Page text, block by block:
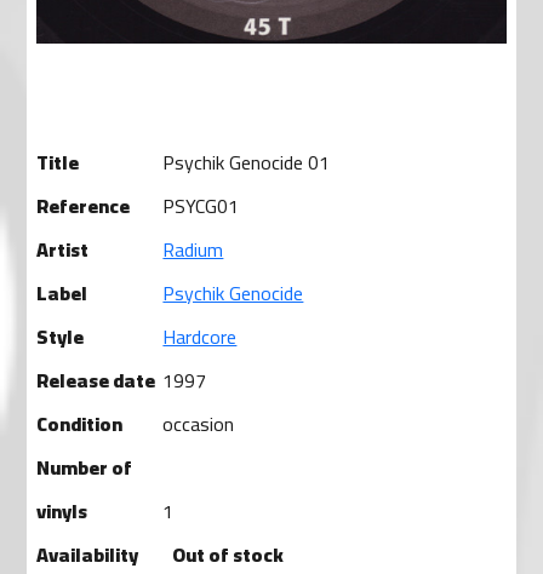
Title
Psychik Genocide 01
Reference
PSYCG01
Artist
Radium
Label
Psychik Genocide
Style
Hardcore
Release date 1997
Condition
occasion
Number of
vinyls
1
Availability
Out of stock